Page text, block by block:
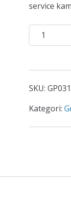
service
Kuantitas
Harga
Kebon
Jeruk
SKU: GP031
Kategori: